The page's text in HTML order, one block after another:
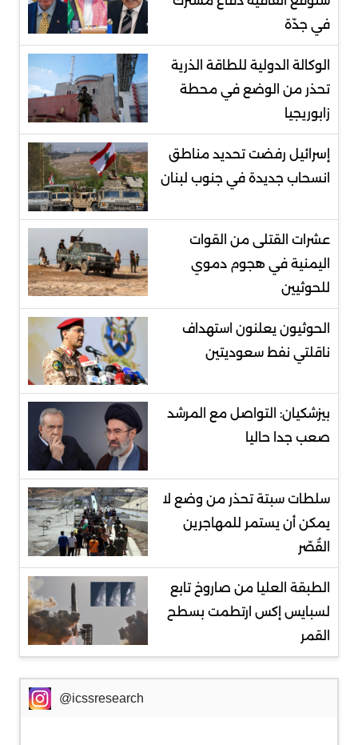
في جدّة
الوكالة الدولية للطاقة الذرية
تحذر من الوضع في محطة
زابوريجيا
إسرائيل رفضت تحديد مناطق
انسحاب جديدة في جنوب لبنان
عشرات القتلى من القوات
اليمنية في هجوم دموي
للحوثيين
الحوثيون يعلنون استهداف
ناقلتي نفط سعوديتين
بيزشكيان: التواصل مع المرشد
صعب جدا حاليا
سلطات سبتة تحذر من وضع لا
يمكن أن يستمر للمهاجرين
القُصّر
الطبقة العليا من صاروخ تابع
لسبايس إكس ارتطمت بسطح
القمر
@icssresearch